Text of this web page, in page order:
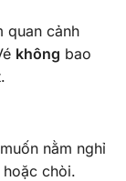
quan cảnh
không bao
nằm nghỉ
chòi.